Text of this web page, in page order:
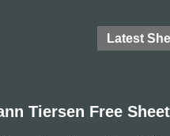
Latest
Tiersen Free